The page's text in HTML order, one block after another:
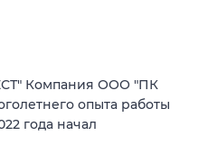
Компания ООО "ПК
опыта работы
года начал